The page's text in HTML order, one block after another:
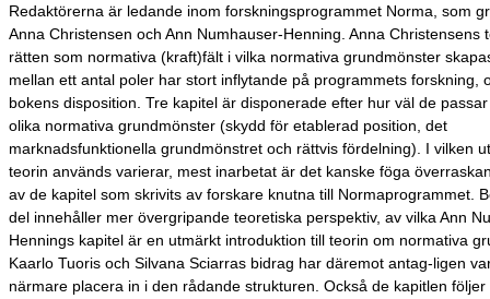
Redaktörerna är ledande inom forskningsprogrammet Norma, som
Anna Christensen och Ann Numhauser-Henning. Anna Christensens
rätten som normativa (kraft)fält i vilka normativa grundmönster
mellan ett antal poler har stort inflytande på programmets forskning,
bokens disposition. Tre kapitel är disponerade efter hur väl de
olika normativa grundmönster (skydd för etablerad position, det
marknadsfunktionella grundmönstret och rättvis fördelning). I vilken
teorin används varierar, mest inarbetat är det kanske föga
av de kapitel som skrivits av forskare knutna till Normaprogrammet.
del innehåller mer övergripande teoretiska perspektiv, av vilka Ann
Hennings kapitel är en utmärkt introduktion till teorin om normativa
Kaarlo Tuoris och Silvana Sciarras bidrag har däremot antag-ligen
närmare placera in i den rådande strukturen. Också de kapitlen följer